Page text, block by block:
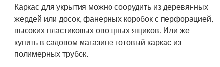
Каркас для укрытия можно соорудить из деревянных
жердей или досок, фанерных коробок с перфорацией,
высоких пластиковых овощных ящиков. Или же
купить в садовом магазине готовый каркас из
полимерных трубок.